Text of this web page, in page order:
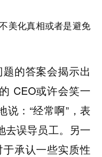
美化真相或者是避免
的答案会揭示出
CEO或许会笑一
说：“经常啊”，表
去误导员工。另一
承认一些实质性